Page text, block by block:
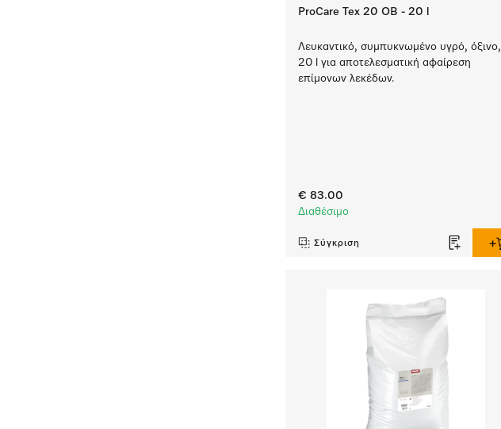
ProCare Tex 20 OB - 20 l
Λευκαντικό, συμπυκνωμένο υγρό, όξινο,
20 l για αποτελεσματική αφαίρεση
επίμονων λεκέδων.
€ 83.00
Διαθέσιμο
Σύγκριση